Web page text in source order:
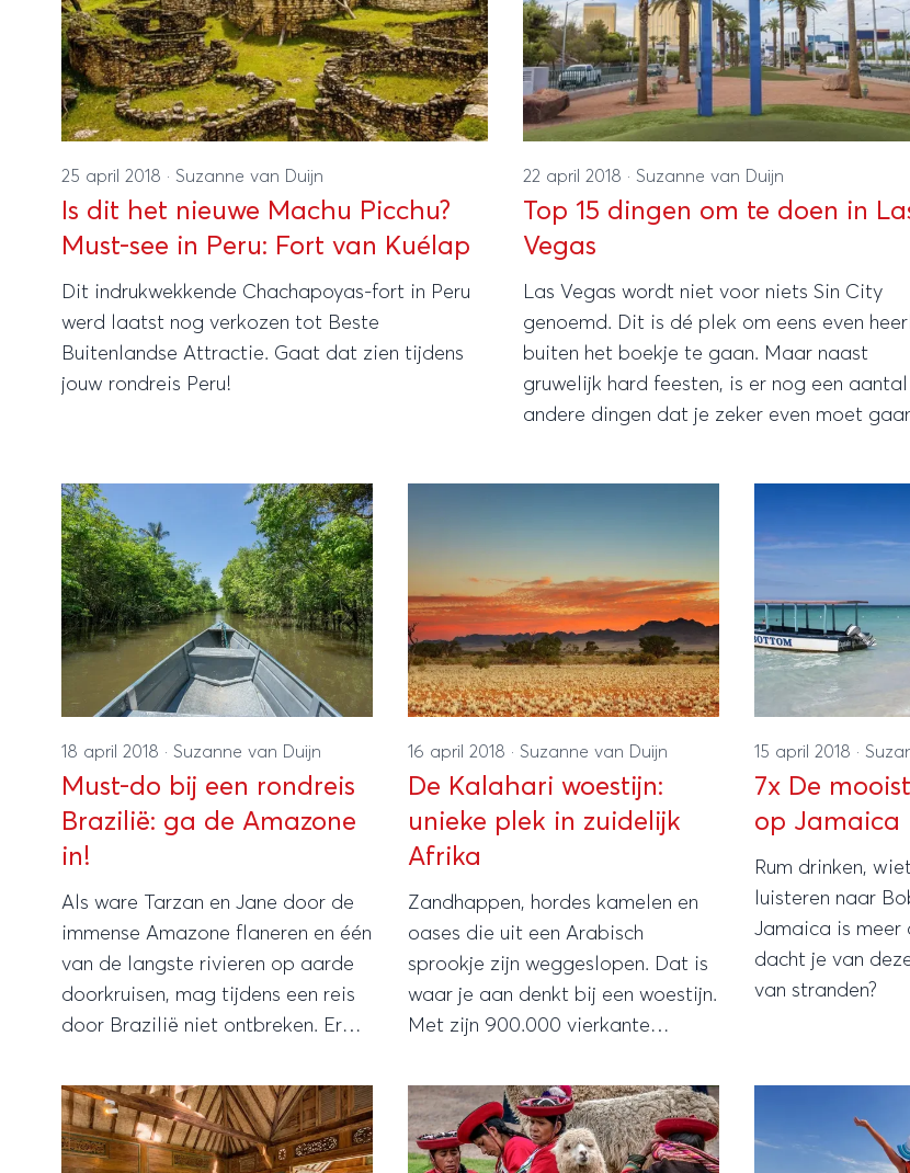
25 april 2018 · Suzanne van Duijn
Is dit het nieuwe Machu Picchu?
Must-see in Peru: Fort van Kuélap
Dit indrukwekkende Chachapoyas-fort in Peru
werd laatst nog verkozen tot Beste
Buitenlandse Attractie. Gaat dat zien tijdens
jouw rondreis Peru!
22 april 2018 ·Suzanne van Duijn
Top 15 dingen om te doen in
Vegas
Las Vegas wordt niet voor niets Sin City
genoemd. Dit is dé plek om eens even
buiten het boekje te gaan. Maar naast
gruwelijk hard feesten, is er nog een aantal
andere dingen dat je zeker even moet
18 april 2018 · Suzanne van Duijn
Must-do bij een rondreis
Brazilië: ga de Amazone
in!
Als ware Tarzan en Jane door de
immense Amazone flaneren en één
van de langste rivieren op aarde
doorkruisen, mag tijdens een reis
door Brazilië niet ontbreken. Er
onvergetelijke ervaring te
wachten!
16 april 2018 · Suzanne van Duijn
De Kalahari woestijn:
unieke plek in zuidelijk
Afrika
Zandhappen, hordes kamelen en
oases die uit een Arabisch
sprookje zijn weggeslopen. Dat is
waar je aan denkt bij een woestijn.
Met zijn 900.000 vierkante
één van de grootste
zandwoestijnen ter wereld. Een
unieke plek, onaangetast en puur,
15 april 2018 ·
7x De
op Jamaica
Rum drinken,
luisteren naar
Jamaica is
dacht je van
van stranden?